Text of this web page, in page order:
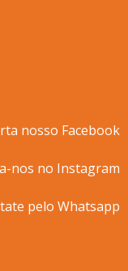
nosso Facebook
nos no Instagram
pelo Whatsapp